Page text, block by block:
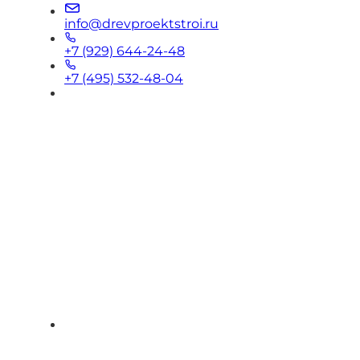
info@drevproektstroi.ru
+7 (929) 644-24-48
+7 (495) 532-48-04